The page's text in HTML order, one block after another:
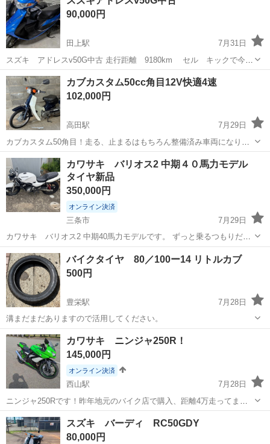
くらい使えました。不用になったため、出品します。昨年度使って、
取り外した状態です。...
90,000円
田上駅
7月31日
スズキ アドレスv50G中古 走行距離 9180km セル キックで今の
ところ問題無くエンジン掛かります 傷汚れ有ります 個人差有ると思
いますが綺麗な車体だと思います 現物確認してから納得の上のご購入
お願いします現物確認し...
新潟 新潟市 田上駅 アドレス
カブカスタム50cc角目12V快適4速
102,000円
高田駅
7月29日
カブカスタム50角目！走る、止まるはもちろん整備済み車両になりま
す。 1.スパークプラグ交換 2.エンジンオイル交換 3.キックシャフトオ
イルシール交換 4.バッテリー交換 5.キャブレター分解O/H その他軽整
備済み車両に...
新潟 上越市 高田駅 ホンダ
カワサキ バリオス2 中期４０馬力モデル
タイヤ新品
350,000円
オンライン決済
三条市
7月29日
カワサキ バリオス2 中期40馬力モデルです。 ずっと乗るつもりだっ
たのですが諸事情によりいろんなものを手放さないといけなくなりま
したので出品いたします。 エンジン始動良好です。 エンジン回りま
す。 走る止まる曲がる問題な...
新潟 三条市 カワサキ
バイクタイヤ 80／100ー14 リトルカブ
500円
豊栄駅
7月28日
溝まだまだありますので活用してください。
新潟 新潟市 豊栄駅
カワサキ ニンジャ250R！
145,000円
オンライン決済
西山駅
7月28日
ニンジャ250Rです！昨年地元のバイク店で購入、距離4万走ってます
が絶好調です！自賠責来年の春まで！ 近場なら無料で届けます！ 走行
距離約43000キロ！ 以前他のバイクを販売した際に名義変更でトラブ
ルが起きたことがある為ス...
新潟 柏崎市 西山駅 カワサキ
スズキ バーディ RC50GDY
80,000円